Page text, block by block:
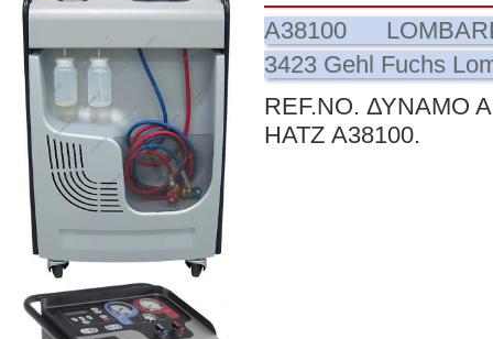
Α38100
3423 Gehl Fuchs
REF.NO. ΔΥΝΑΜΟ
HATZ Α38100.